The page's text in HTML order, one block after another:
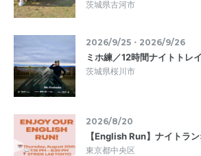
茨城県古河市
2026/9/25・2026/9/26
ミホ練／12時間ナイトトレ
茨城県桜川市
2026/8/20
【English Run】ナイトラ
東京都中央区